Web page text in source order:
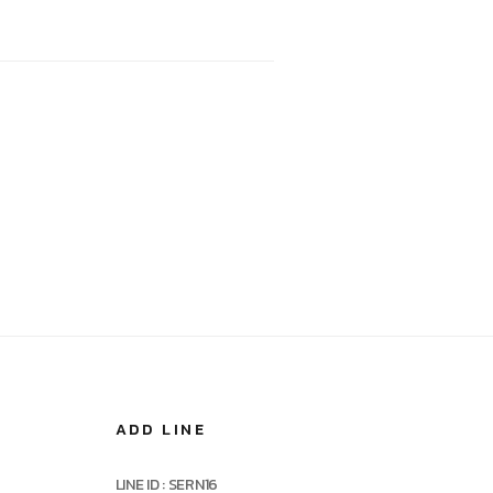
ADD LINE
LINE ID : SERN16